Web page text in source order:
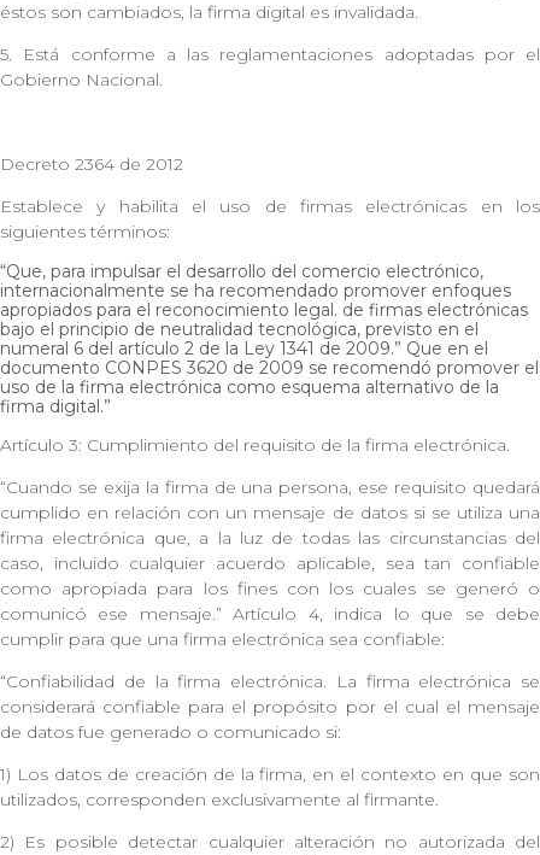
éstos son cambiados, la firma digital es invalidada.
5. Está conforme a las reglamentaciones adoptadas por el
Gobierno Nacional.
Decreto 2364 de 2012
Establece y habilita el uso de firmas electrónicas en los
siguientes términos:
“Que, para impulsar el desarrollo del comercio electrónico,
internacionalmente se ha recomendado promover enfoques
apropiados para el reconocimiento legal. de firmas electrónicas
bajo el principio de neutralidad tecnológica, previsto en el
numeral 6 del artículo 2 de la Ley 1341 de 2009.” Que en el
documento CONPES 3620 de 2009 se recomendó promover el
uso de la firma electrónica como esquema alternativo de la
firma digital.”
Artículo 3: Cumplimiento del requisito de la firma electrónica.
“Cuando se exija la firma de una persona, ese requisito quedará
cumplido en relación con un mensaje de datos si se utiliza una
firma electrónica que, a la luz de todas las circunstancias del
caso, incluido cualquier acuerdo aplicable, sea tan confiable
como apropiada para los fines con los cuales se generó o
comunicó ese mensaje.” Artículo 4, indica lo que se debe
cumplir para que una firma electrónica sea confiable:
“Confiabilidad de la firma electrónica. La firma electrónica se
considerará confiable para el propósito por el cual el mensaje
de datos fue generado o comunicado si:
1) Los datos de creación de la firma, en el contexto en que son
utilizados, corresponden exclusivamente al firmante.
2) Es posible detectar cualquier alteración no autorizada del